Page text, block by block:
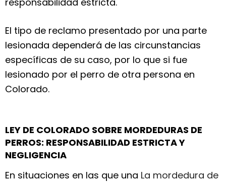
El tipo de reclamo presentado por una parte
lesionada dependerá de las circunstancias
específicas de su caso, por lo que si fue
lesionado por el perro de otra persona en
Colorado.
LEY DE COLORADO SOBRE MORDEDURAS DE
PERROS: RESPONSABILIDAD ESTRICTA Y
NEGLIGENCIA
En situaciones en las que una La mordedura de